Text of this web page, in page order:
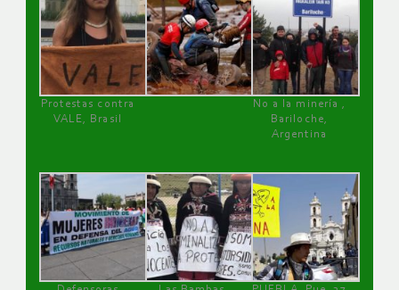
Protestas contra
VALE, Brasil
No a la minería ,
Bariloche,
Argentina